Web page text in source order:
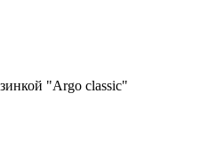
"Argo classic"